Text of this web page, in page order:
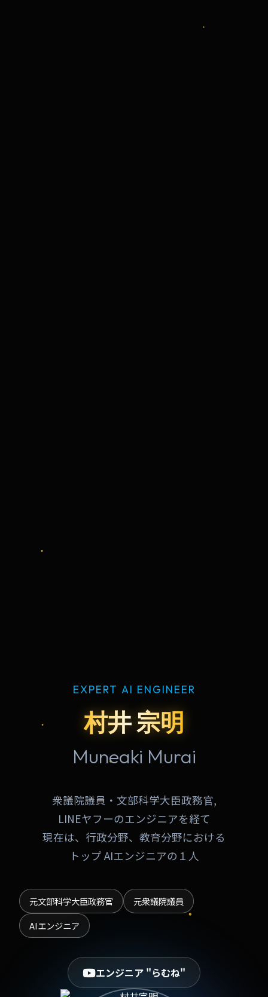
EXPERT AI ENGINEER
村井 宗明
Muneaki Murai
衆議院議員・文部科学大臣政務官,
LINEヤフーのエンジニアを経て
現在は、行政分野、教育分野における
トップ AIエンジニアの１人
元文部科学大臣政務官
元衆議院議員
AIエンジニア
エンジニア "らむね"